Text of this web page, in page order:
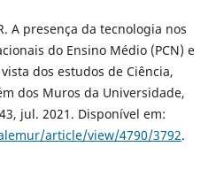
A presença da tecnologia nos
do Ensino Médio (PCN) e
dos estudos de Ciência,
dos Muros da Universidade,
jul. 2021. Disponível em:
article/view/4790/3792.